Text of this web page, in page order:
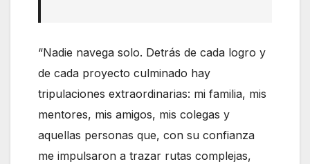
“Nadie navega solo. Detrás de cada logro y
de cada proyecto culminado hay
tripulaciones extraordinarias: mi familia, mis
mentores, mis amigos, mis colegas y
aquellas personas que, con su confianza
me impulsaron a trazar rutas complejas,